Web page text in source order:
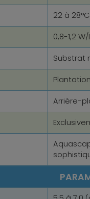
22 à
0,8-1,2
Substrat
Arrière-